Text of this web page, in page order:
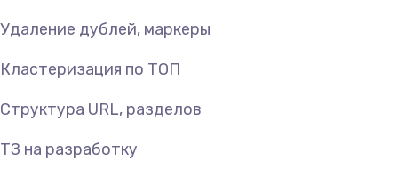
Удаление дублей, маркеры
Кластеризация по ТОП
Структура URL, разделов
ТЗ на разработку